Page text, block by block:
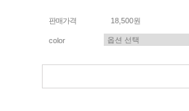
판매가격 18,500원
color